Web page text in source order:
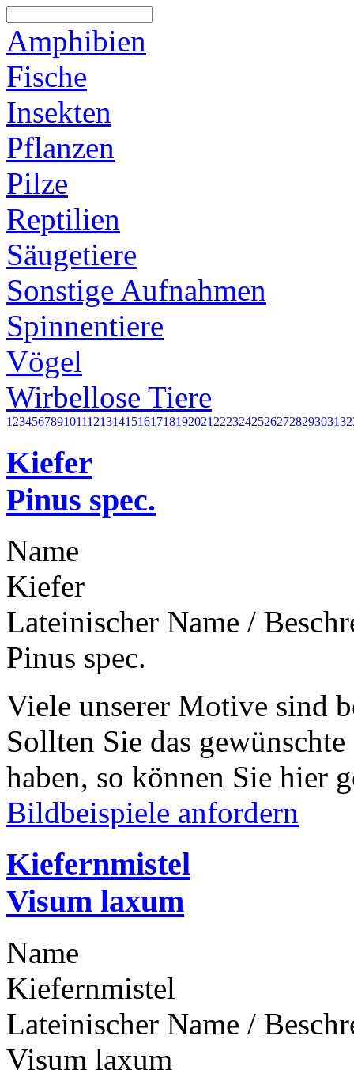
Amphibien
Fische
Insekten
Pflanzen
Pilze
Reptilien
Säugetiere
Sonstige Aufnahmen
Spinnentiere
Vögel
Wirbellose Tiere
1 23456789101112131415161718192021 2223242526272829303132
Kiefer
Pinus spec.
Name
Kiefer
Lateinischer Name /
Pinus spec.
Viele unserer Motive sind
Sollten Sie das
haben, so können Sie hier
Bildbeispiele anfordern
Kiefernmistel
Visum laxum
Name
Kiefernmistel
Lateinischer Name /
Visum laxum